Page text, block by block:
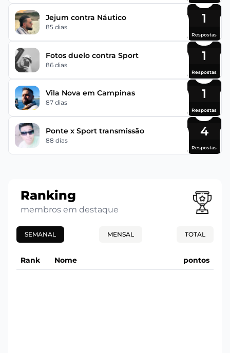
Jejum contra Náutico
85 dias
1
Respostas
Fotos duelo contra Sport
86 dias
1
Respostas
Vila Nova em Campinas
87 dias
1
Respostas
Ponte x Sport transmissão
88 dias
4
Respostas
Ranking
membros em destaque
SEMANAL MENSAL TOTAL
Rank Nome pontos